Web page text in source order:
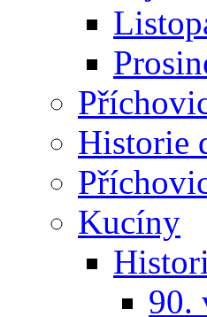
Historie
Kucíny
90.